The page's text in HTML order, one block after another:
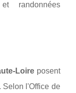
randonnées
Loireposent
Selon l'Office de